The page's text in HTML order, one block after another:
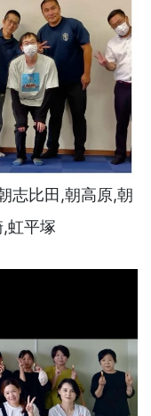
志比田 ,朝高原,朝
,虹平塚